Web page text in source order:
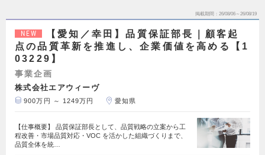
掲載期間 26/08/06～26/08/19
NEW
【愛知／幸田】品質保証部長｜顧客起
点の品質革新を推進し、企業価値を高める【1
03229】
事業企画
株式会社エアウィーヴ
900万円 ～ 1249万円 愛知県
【仕事概要】 品質保証部長として、品質戦略の立案から工
程改善・市場品質対応・VOC を活かした組織づくりまで、
品質全体を統…